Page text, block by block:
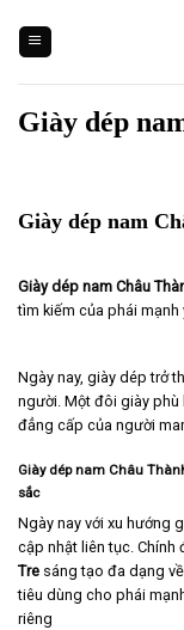
content
Giày dép
Giày dép nam
Giày dép nam Châu
tìm kiếm của phái
Ngày nay, giày dép trở
người. Một đôi giày phù
đẳng cấp của người
Giày dép nam Châu
sắc
Ngày nay với xu hướng
cập nhật liên tục.
Tre sáng tạo đa dạng
tiêu dùng cho phái
riêng